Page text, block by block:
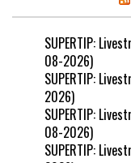
SUPERTIP:
08-2026)
SUPERTIP:
2026)
SUPERTIP:
08-2026)
SUPERTIP: